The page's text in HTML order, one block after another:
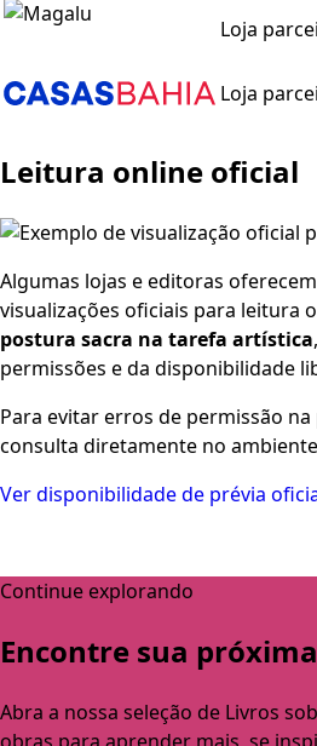
Loja
Loja
Leitura online oficial
Algumas lojas e editoras
visualizações oficiais para leitura
postura sacra na tarefa artística
permissões e da disponibilidade
Para evitar erros de permissão
consulta diretamente no
Ver disponibilidade de prévia
Continue explorando
Encontre sua
Abra a nossa seleção de Livros